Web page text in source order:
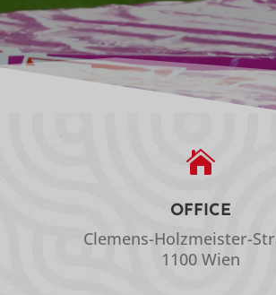

OFFICE
Clemens-Holzmeister-
1100 Wien